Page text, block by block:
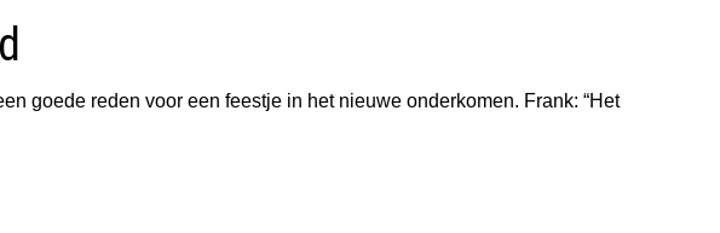
goede reden voor een feestje in het nieuwe onderkomen. Frank: “Het